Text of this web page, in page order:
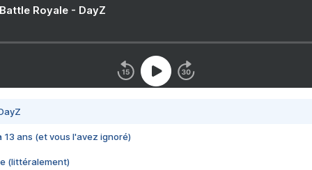
Royale - DayZ
13 ans (et vous l'avez ignoré)
(littéralement)